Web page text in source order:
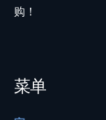
购！
菜单